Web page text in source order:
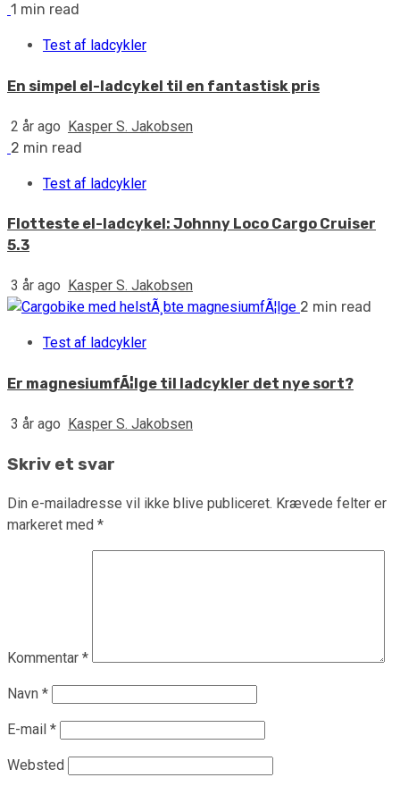
1 min read
Test af ladcykler
En simpel el-ladcykel til en fantastisk pris
2 år ago Kasper S. Jakobsen
2 min read
Test af ladcykler
Flotteste el-ladcykel: Johnny Loco Cargo Cruiser
5.3
3 år ago
Kasper S. Jakobsen
2 min read
Test af ladcykler
Er magnesiumfÃ¦lge til ladcykler det nye sort?
3 år ago Kasper S. Jakobsen
Skriv et svar
Din e-mailadresse vil ikke blive publiceret. Krævede felter er
markeret med *
Kommentar *
Navn *
E-mail *
Websted